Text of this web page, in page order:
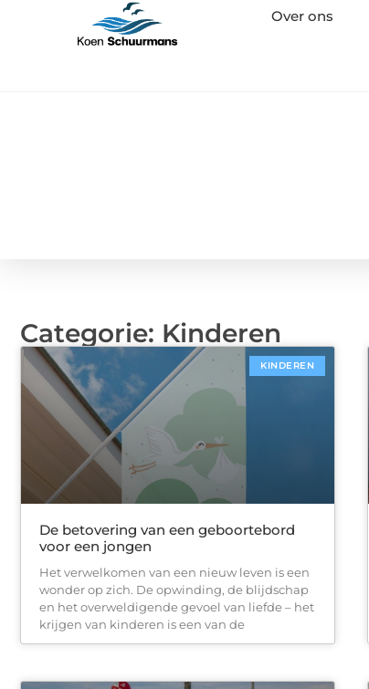
Over ons
Categorie: Kinderen
KINDEREN
De betovering van een geboortebord
voor een jongen
Het verwelkomen van een nieuw leven is een
wonder op zich. De opwinding, de blijdschap
en het overweldigende gevoel van liefde – het
krijgen van kinderen is een van de